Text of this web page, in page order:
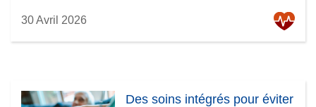
30 Avril 2026
Des soins intégrés pour éviter